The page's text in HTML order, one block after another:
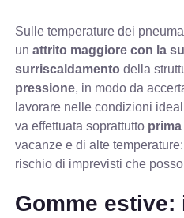
Sulle temperature dei
unattrito maggiore con la
surriscaldamento della
pressione, in modo da
lavorare nelle condizioni
va effettuata soprattutto
vacanze e di alte
rischio di imprevisti che
Gomme